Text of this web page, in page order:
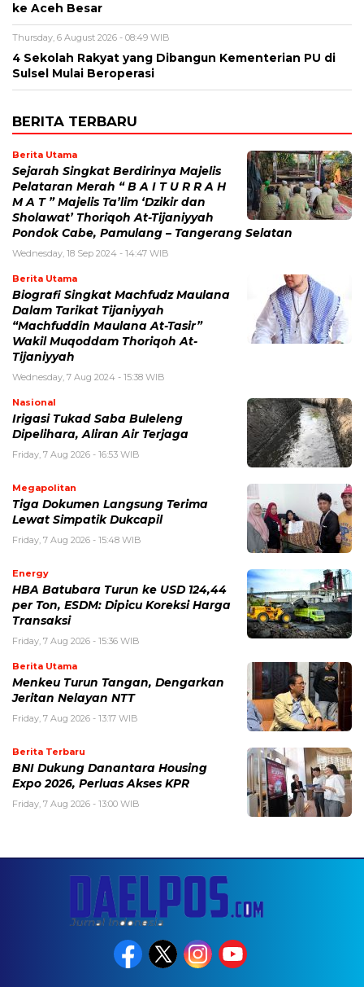
ke Aceh Besar
Thursday, 6 August 2026 - 08:49 WIB
4 Sekolah Rakyat yang Dibangun Kementerian PU di
Sulsel Mulai Beroperasi
BERITA TERBARU
Berita Utama
Sejarah Singkat Berdirinya Majelis
Pelataran Merah “ B A I T U R R A H
M A T ” Majelis Ta’lim ‘Dzikir dan
Sholawat’ Thoriqoh At-Tijaniyyah
Pondok Cabe, Pamulang – Tangerang Selatan
Wednesday, 18 Sep 2024 - 14:47 WIB
Berita Utama
Biografi Singkat Machfudz Maulana
Dalam Tarikat Tijaniyyah
“Machfuddin Maulana At-Tasir”
Wakil Muqoddam Thoriqoh At-
Tijaniyyah
Wednesday, 7 Aug 2024 - 15:38 WIB
Nasional
Irigasi Tukad Saba Buleleng
Dipelihara, Aliran Air Terjaga
Friday, 7 Aug 2026 - 16:53 WIB
Megapolitan
Tiga Dokumen Langsung Terima
Lewat Simpatik Dukcapil
Friday, 7 Aug 2026 - 15:48 WIB
Energy
HBA Batubara Turun ke USD 124,44
per Ton, ESDM: Dipicu Koreksi Harga
Transaksi
Friday, 7 Aug 2026 - 15:36 WIB
Berita Utama
Menkeu Turun Tangan, Dengarkan
Jeritan Nelayan NTT
Friday, 7 Aug 2026 - 13:17 WIB
Berita Terbaru
BNI Dukung Danantara Housing
Expo 2026, Perluas Akses KPR
Friday, 7 Aug 2026 - 13:00 WIB